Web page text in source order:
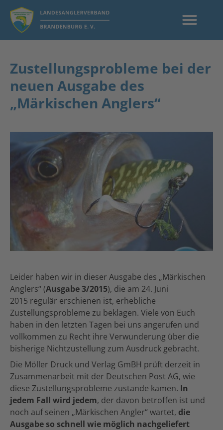
Zustellungsprobleme bei der
neuen Ausgabe des
„Märkischen Anglers“
Leider haben wir in dieser Ausgabe des „Märkischen
Anglers“ (Ausgabe 3/2015), die am 24. Juni
2015 regulär erschienen ist, erhebliche
Zustellungsprobleme zu beklagen. Viele von Euch
haben in den letzten Tagen bei uns angerufen und
vollkommen zu Recht ihre Verwunderung über die
bisherige Nichtzustellung zum Ausdruck gebracht.
Die Möller Druck und Verlag GmBH prüft derzeit in
Zusammenarbeit mit der Deutschen Post AG, wie
diese Zustellungsprobleme zustande kamen. In
jedem Fall wird jedem, der davon betroffen ist und
noch auf seinen „Märkischen Angler“ wartet, die
Ausgabe so schnell wie möglich nachgeliefert